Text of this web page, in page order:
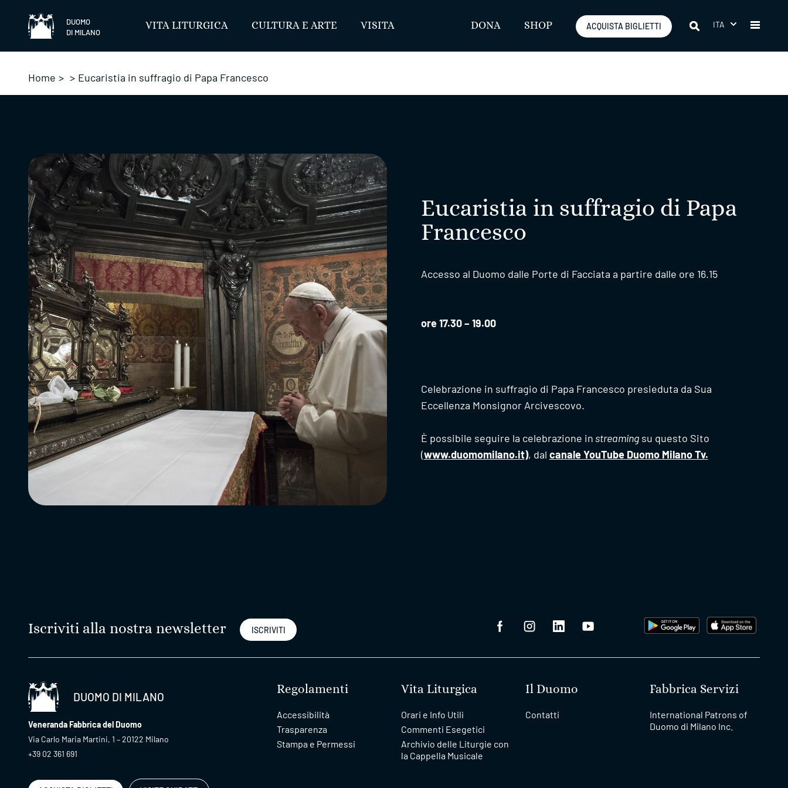
DUOMO
DI MILANO
VITA LITURGICA CULTURA E ARTE VISITA DONA SHOP ACQUISTA BIGLIETTI ITA
Home > > Eucaristia in suffragio di Papa Francesco
Eucaristia in suffragio di Papa
Francesco
Accesso al Duomo dalle Porte di Facciata a partire dalle ore 16.15
ore 17.30 – 19.00
Celebrazione in suffragio di Papa Francesco presieduta da Sua
Eccellenza Monsignor Arcivescovo.
È possibile seguire la celebrazione in streamingsu questo Sito
(www.duomomilano.it), dal canale YouTube Duomo Milano Tv.
Iscriviti alla nostra newsletter ISCRIVITI
DUOMO DI MILANO
Veneranda Fabbrica del Duomo
Via Carlo Maria Martini, 1 – 20122 Milano
+39 02 361 691
Regolamenti
Accessibilità
Trasparenza
Stampa e Permessi
Vita Liturgica
Orari e Info Utili
Commenti Esegetici
Archivio delle Liturgie con
la Cappella Musicale
Il Duomo
Contatti
Fabbrica Servizi
International Patrons of
Duomo di Milano Inc.